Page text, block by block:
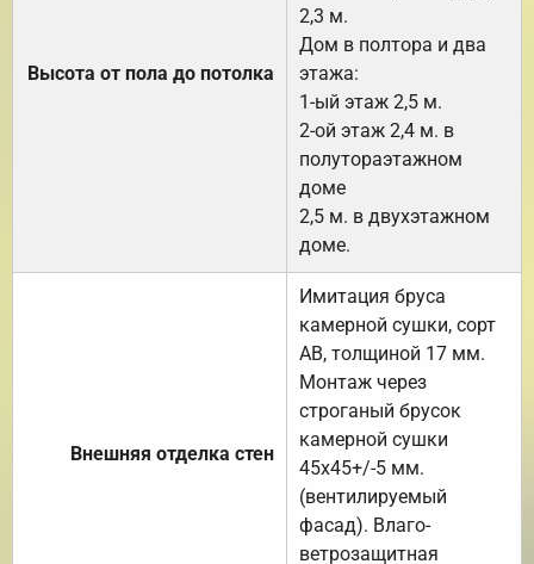
Высота от пола до потолка
2,3 м.
Дом в полтора и два
этажа:
1-ый этаж 2,5 м.
2-ой этаж 2,4 м. в
полутораэтажном
доме
2,5 м. в двухэтажном
доме.
Внешняя отделка стен
Имитация бруса
камерной сушки, сорт
АВ, толщиной 17 мм.
Монтаж через
строганый брусок
камерной сушки
45х45+/-5 мм.
(вентилируемый
фасад). Влаго-
ветрозащитная